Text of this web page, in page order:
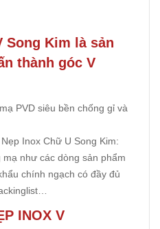
Song Kim là sản
thành góc V
PVD siêu bền chống gỉ và
Inox Chữ U Song Kim:
như các dòng sản phẩm
chính ngạch có đầy đủ
INOX V